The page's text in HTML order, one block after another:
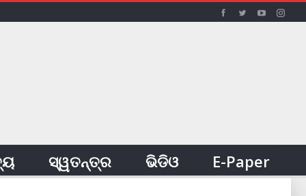
ସ୍ୱତନ୍ତ୍ର ଭିଡିଓ E-Paper